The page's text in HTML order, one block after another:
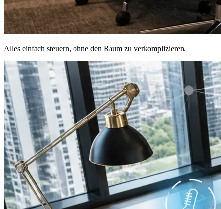
Alles einfach steuern, ohne den Raum zu verkomplizieren.